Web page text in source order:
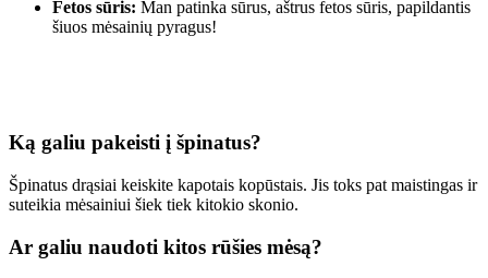
Fetos sūris: Man patinka sūrus, aštrus fetos sūris, papildantis
šiuos mėsainių pyragus!
Ką galiu pakeisti į špinatus?
Špinatus drąsiai keiskite kapotais kopūstais. Jis toks pat maistingas ir
suteikia mėsainiui šiek tiek kitokio skonio.
Ar galiu naudoti kitos rūšies mėsą?